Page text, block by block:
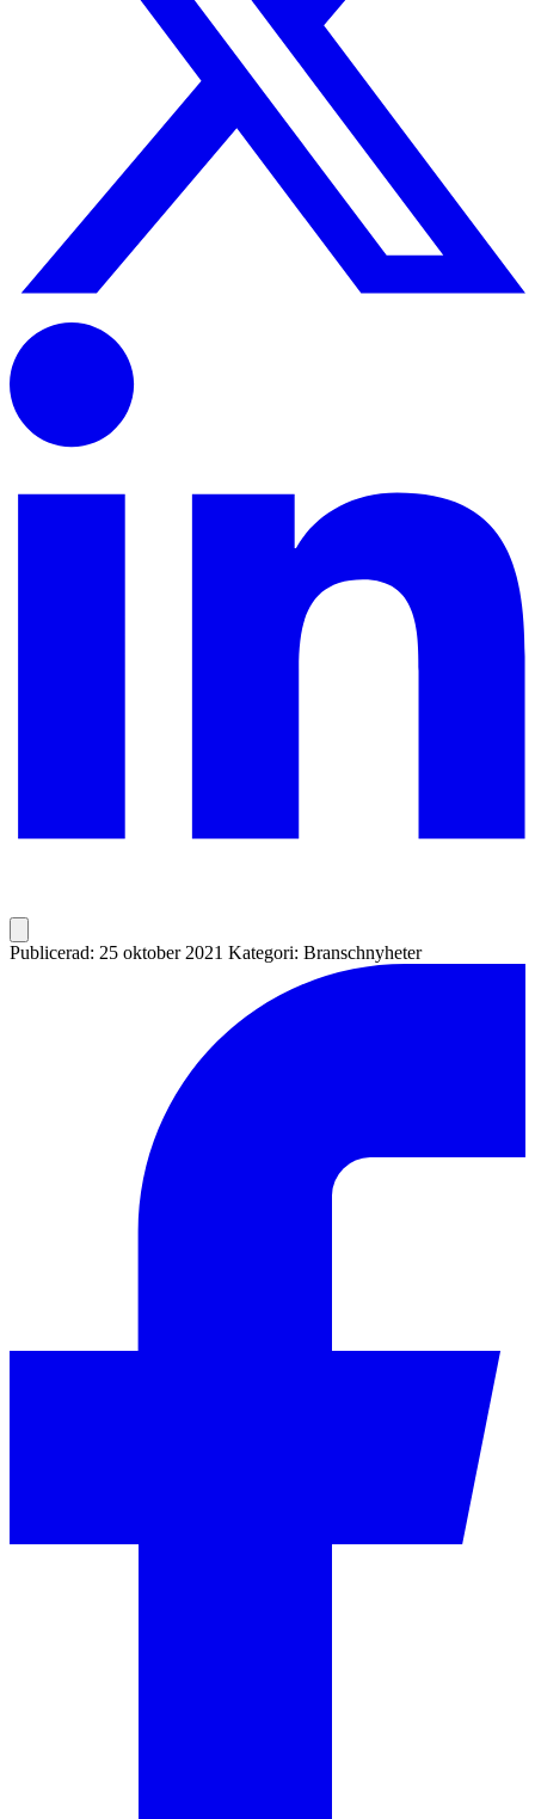
Publicerad: 25 oktober 2021 Kategori: Branschnyheter